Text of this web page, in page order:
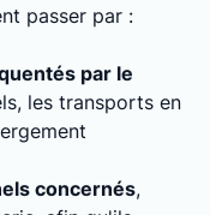
passer par :
par le
les transports en
concernés,